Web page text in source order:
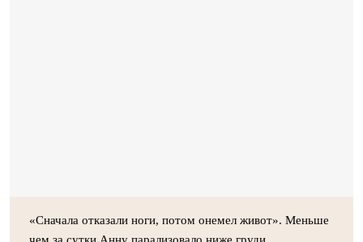
«Сначала отказали ноги, потом онемел живот». Меньше